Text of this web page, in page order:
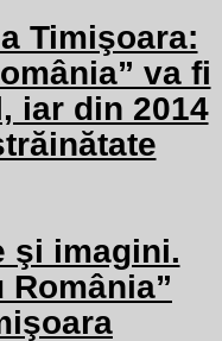
Timişoara:
va fi
iar din 2014
şi imagini.
România”